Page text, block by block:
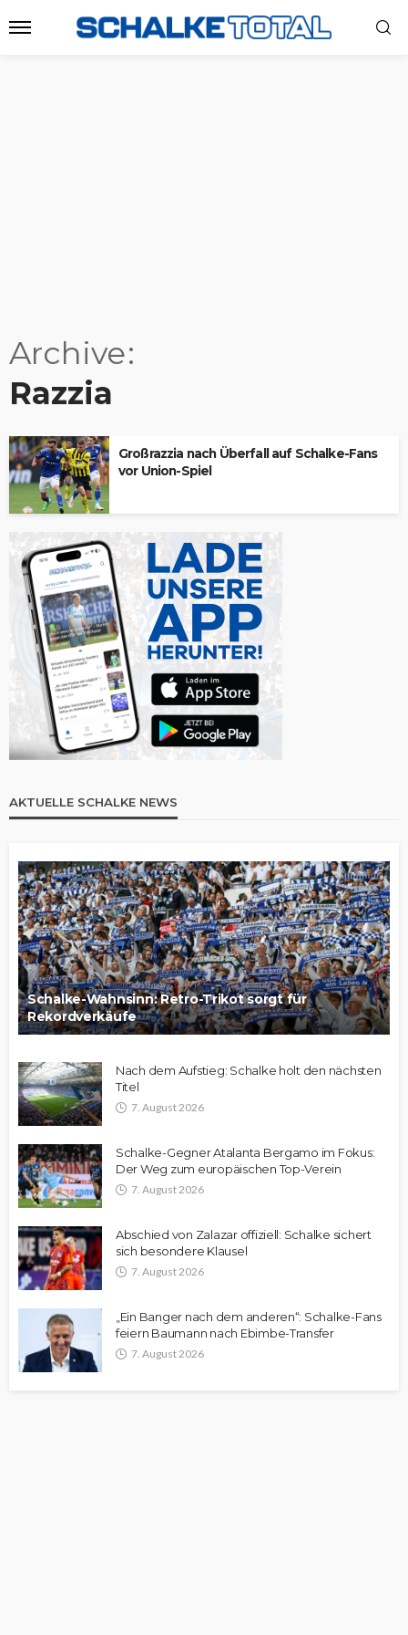
Archive
Razzia
Großrazzia nach Überfall auf Schalke-Fans
vor Union-Spiel
AKTUELLE SCHALKE NEWS
Schalke-Wahnsinn: Retro-Trikot sorgt für
Rekordverkäufe
Nach dem Aufstieg: Schalke holt den nächsten
Titel
7. August 2026
Schalke-Gegner Atalanta Bergamo im Fokus:
Der Weg zum europäischen Top-Verein
7. August 2026
Abschied von Zalazar offiziell: Schalke sichert
sich besondere Klausel
7. August 2026
„Ein Banger nach dem anderen“: Schalke-Fans
feiern Baumann nach Ebimbe-Transfer
7. August 2026